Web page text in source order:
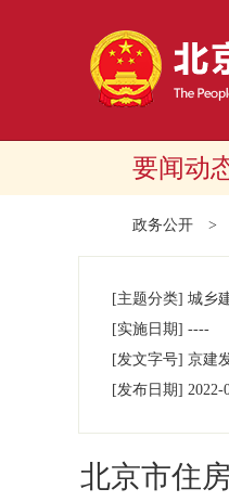
要闻动
政务公开 >
[主题分类] 城乡
[实施日期] ----
[发文字号] 京建
[发布日期] 2022-
北京市住